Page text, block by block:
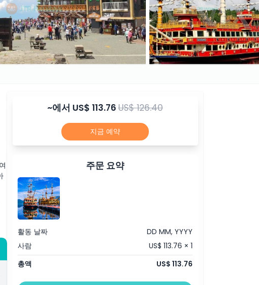
~에서 US$ 113.76US$ 126.40
지금 예약
주문 요약
활동 날짜
DD MM, YYYY
사람
US$ 113.76 × 1
총액
US$ 113.76